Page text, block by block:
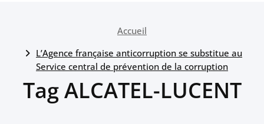
Accueil
L’Agence française anticorruption se substitue au
Service central de prévention de la corruption
Tag ALCATEL-LUCENT